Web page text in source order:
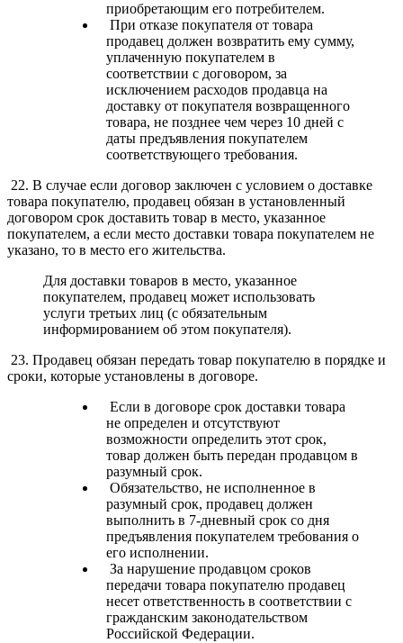
приобретающим его потребителем.
При отказе покупателя от товара
продавец должен возвратить ему сумму,
уплаченную покупателем в
соответствии с договором, за
исключением расходов продавца на
доставку от покупателя возвращенного
товара, не позднее чем через 10 дней с
даты предъявления покупателем
соответствующего требования.
22. В случае если договор заключен с условием о доставке
товара покупателю, продавец обязан в установленный
договором срок доставить товар в место, указанное
покупателем, а если место доставки товара покупателем не
указано, то в место его жительства.
Для доставки товаров в место, указанное
покупателем, продавец может использовать
услуги третьих лиц (с обязательным
информированием об этом покупателя).
23. Продавец обязан передать товар покупателю в порядке и
сроки, которые установлены в договоре.
Если в договоре срок доставки товара
не определен и отсутствуют
возможности определить этот срок,
товар должен быть передан продавцом в
разумный срок.
Обязательство, не исполненное в
разумный срок, продавец должен
выполнить в 7-дневный срок со дня
предъявления покупателем требования о
его исполнении.
За нарушение продавцом сроков
передачи товара покупателю продавец
несет ответственность в соответствии с
гражданским законодательством
Российской Федерации.